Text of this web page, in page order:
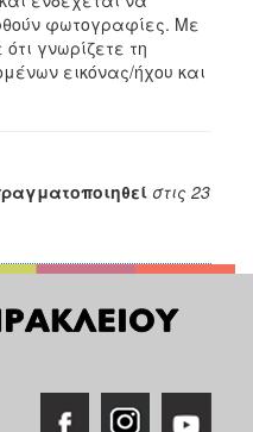
φωτογραφίες. Με
γνωρίζετε τη
εικόνας/ήχου και
στις 23